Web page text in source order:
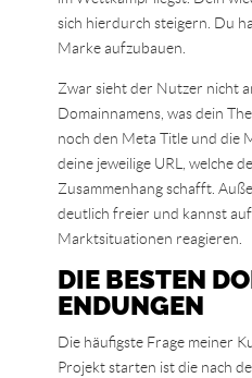
sich hierdurch steigern. Du
Marke aufzubauen.
Zwar sieht der Nutzer nicht
Domainnamens, was dein
noch den Meta Title und die
deine jeweilige URL, welche
Zusammenhang schafft.
deutlich freier und kannst
Marktsituationen reagieren.
DIE BESTEN
ENDUNGEN
Die häufigste Frage meiner
Projekt starten ist die nach